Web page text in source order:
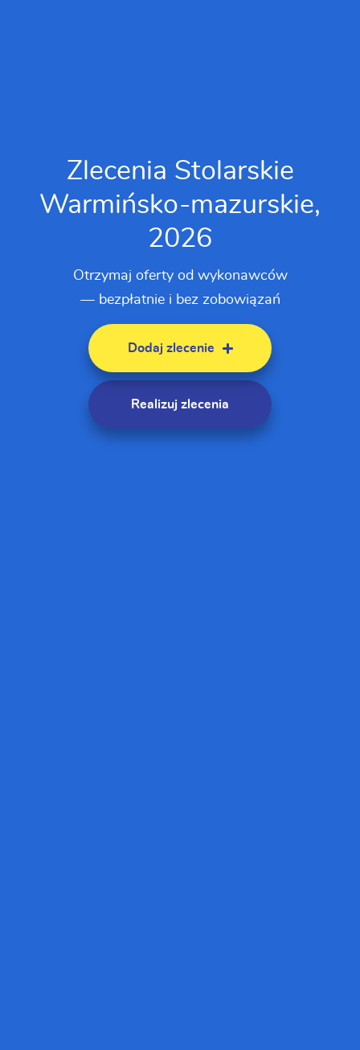
Zlecenia Stolarskie
Warmińsko-mazurskie,
2026
Otrzymaj oferty od wykonawców
— bezpłatnie i bez zobowiązań
Dodaj zlecenie
Realizuj zlecenia